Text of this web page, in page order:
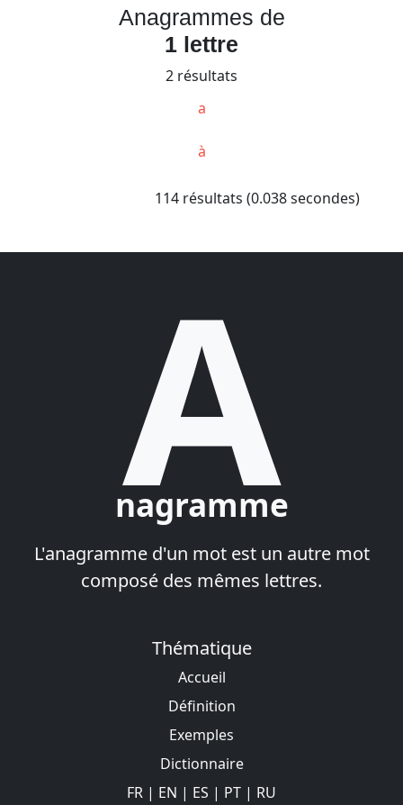
Anagrammes de
1 lettre
2 résultats
a
à
114 résultats (0.038 secondes)
A
nagramme
L'anagramme d'un mot est un autre mot
composé des mêmes lettres.
Thématique
Accueil
Définition
Exemples
Dictionnaire
FR | EN | ES | PT | RU